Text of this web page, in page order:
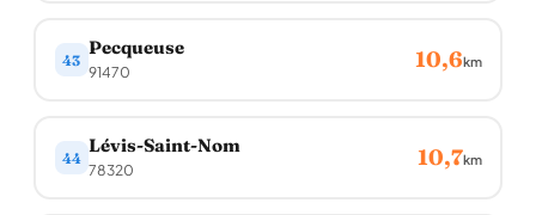
43
Pecqueuse
91470 10,6km
44
Lévis-Saint-Nom
78320 10,7km